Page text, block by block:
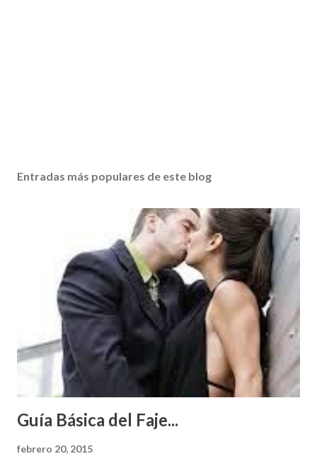
Entradas más populares de este blog
Guía Básica del Faje...
febrero 20, 2015